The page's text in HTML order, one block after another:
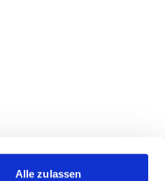
Alle zulassen